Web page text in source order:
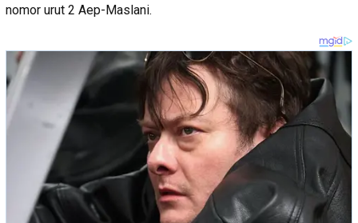
nomor urut 2 Aep-Maslani.